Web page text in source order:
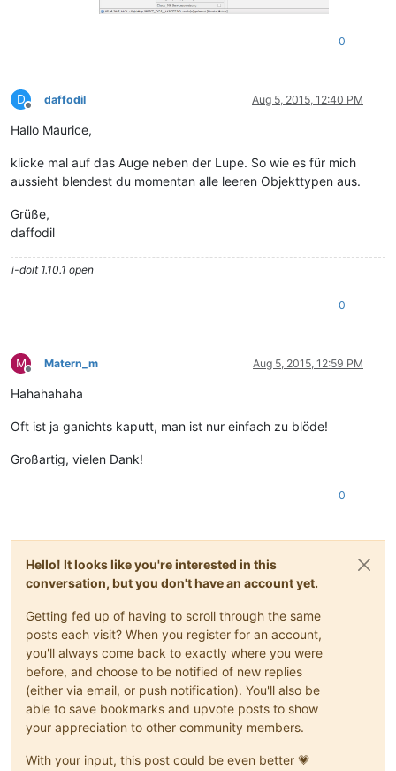
0
D
Offline
daffodil Aug 5, 2015, 12:40 PM
Hallo Maurice,
klicke mal auf das Auge neben der Lupe. So wie es für mich
aussieht blendest du momentan alle leeren Objekttypen aus.
Grüße,
daffodil
i-doit 1.10.1 open
0
M
Offline
Matern_m Aug 5, 2015, 12:59 PM
Hahahahaha
Oft ist ja ganichts kaputt, man ist nur einfach zu blöde!
Großartig, vielen Dank!
0
Hello! It looks like you're interested in this
conversation, but you don't have an account yet.
Getting fed up of having to scroll through the same
posts each visit? When you register for an account,
you'll always come back to exactly where you were
before, and choose to be notified of new replies
(either via email, or push notification). You'll also be
able to save bookmarks and upvote posts to show
your appreciation to other community members.
With your input, this post could be even better 💗